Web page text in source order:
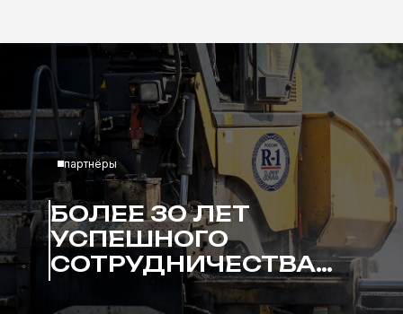
партнёры
БОЛЕЕ 30 ЛЕТ
УСПЕШНОГО
СОТРУДНИЧЕСТВА…